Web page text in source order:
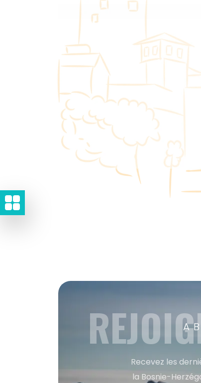
Recevez les
la Bosnie-